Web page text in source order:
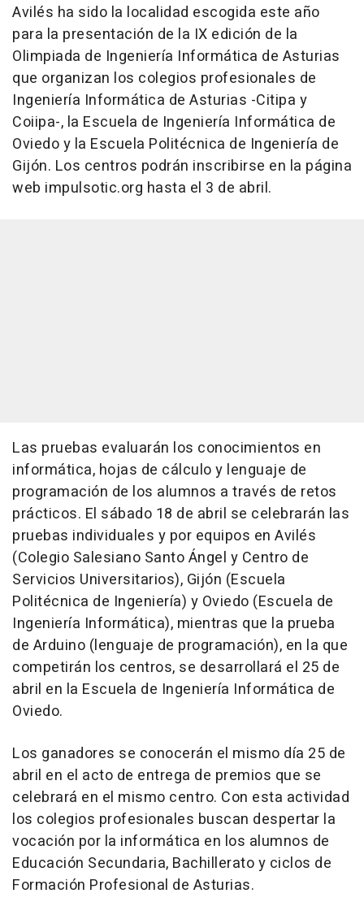
Avilés ha sido la localidad escogida este año
para la presentación de la IX edición de la
Olimpiada de Ingeniería Informática de Asturias
que organizan los colegios profesionales de
Ingeniería Informática de Asturias -Citipa y
Coiipa-, la Escuela de Ingeniería Informática de
Oviedo y la Escuela Politécnica de Ingeniería de
Gijón. Los centros podrán inscribirse en la página
web impulsotic.org hasta el 3 de abril.
Las pruebas evaluarán los conocimientos en
informática, hojas de cálculo y lenguaje de
programación de los alumnos a través de retos
prácticos. El sábado 18 de abril se celebrarán las
pruebas individuales y por equipos en Avilés
(Colegio Salesiano Santo Ángel y Centro de
Servicios Universitarios), Gijón (Escuela
Politécnica de Ingeniería) y Oviedo (Escuela de
Ingeniería Informática), mientras que la prueba
de Arduino (lenguaje de programación), en la que
competirán los centros, se desarrollará el 25 de
abril en la Escuela de Ingeniería Informática de
Oviedo.
Los ganadores se conocerán el mismo día 25 de
abril en el acto de entrega de premios que se
celebrará en el mismo centro. Con esta actividad
los colegios profesionales buscan despertar la
vocación por la informática en los alumnos de
Educación Secundaria, Bachillerato y ciclos de
Formación Profesional de Asturias.